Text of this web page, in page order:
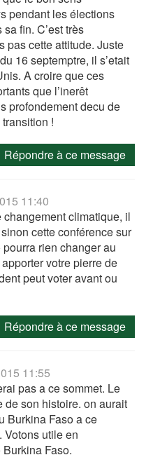
pendant les élections
fin. C’est très
pas cette attitude. Juste
16 septemptre, il s’etait
A croire que ces
que l’inerêt
profondement decu de
!
Répondre à ce message
11:40
climatique, il
cette conférence sur
rien changer au
votre pierre de
peut voter avant ou
Répondre à ce message
11:55
pas a ce sommet. Le
de son histoire. on aurait
Burkina Faso a ce
Votons utile en
Faso.